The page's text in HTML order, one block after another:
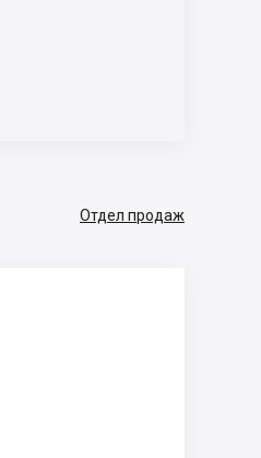
Отдел продаж